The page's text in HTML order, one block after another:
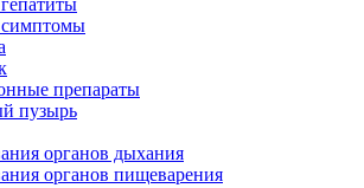
препараты
пузырь
органов дыхания
органов пищеварения